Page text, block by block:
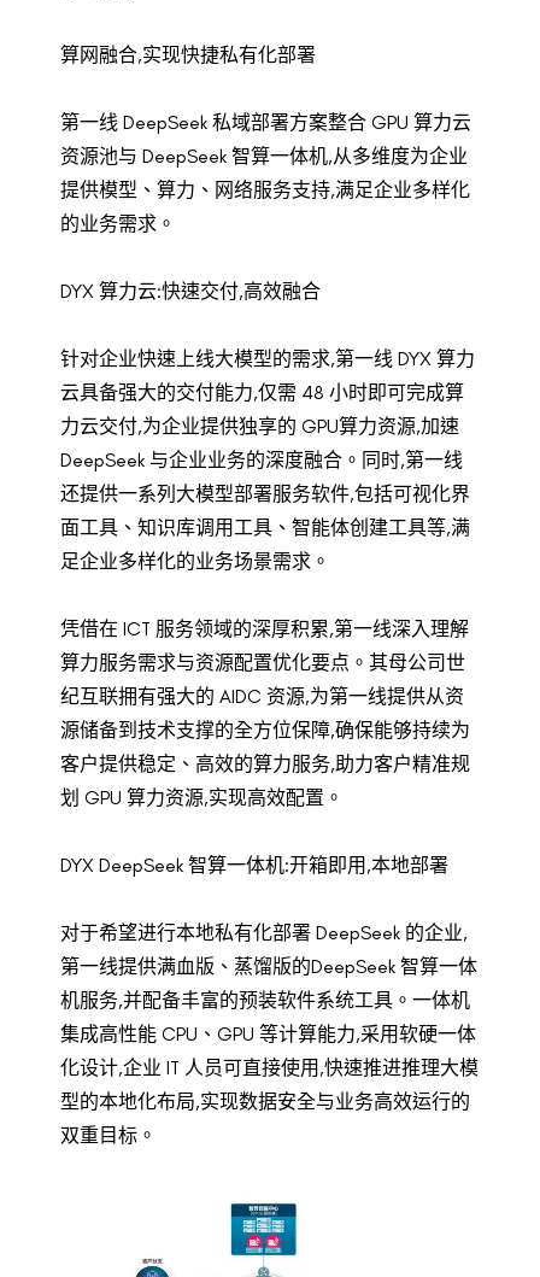
算网融合,实现快捷私有化部署
第一线 DeepSeek 私域部署方案整合 GPU 算力云
资源池与 DeepSeek 智算一体机,从多维度为企业
提供模型、算力、网络服务支持,满足企业多样化
的业务需求。
DYX 算力云:快速交付,高效融合
针对企业快速上线大模型的需求,第一线 DYX 算力
云具备强大的交付能力,仅需 48 小时即可完成算
力云交付,为企业提供独享的 GPU算力资源,加速
DeepSeek 与企业业务的深度融合。同时,第一线
还提供一系列大模型部署服务软件,包括可视化界
面工具、知识库调用工具、智能体创建工具等,满
足企业多样化的业务场景需求。
凭借在 ICT 服务领域的深厚积累,第一线深入理解
算力服务需求与资源配置优化要点。其母公司世
纪互联拥有强大的 AIDC 资源,为第一线提供从资
源储备到技术支撑的全方位保障,确保能够持续为
客户提供稳定、高效的算力服务,助力客户精准规
划 GPU 算力资源,实现高效配置。
DYX DeepSeek 智算一体机:开箱即用,本地部署
对于希望进行本地私有化部署 DeepSeek 的企业,
第一线提供满血版、蒸馏版的DeepSeek 智算一体
机服务,并配备丰富的预装软件系统工具。一体机
集成高性能 CPU、GPU 等计算能力,采用软硬一体
化设计,企业 IT 人员可直接使用,快速推进推理大模
型的本地化布局,实现数据安全与业务高效运行的
双重目标。